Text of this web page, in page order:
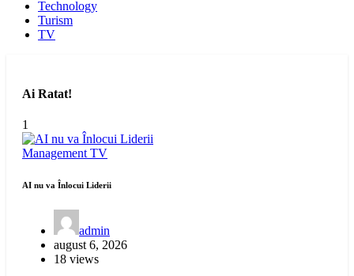
Technology
Turism
TV
Ai Ratat!
1
Management TV
AI nu va Înlocui Liderii
admin
august 6, 2026
18 views